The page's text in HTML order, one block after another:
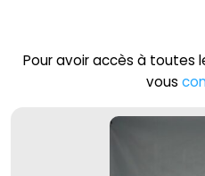
Pour avoir accès à toutes
vous